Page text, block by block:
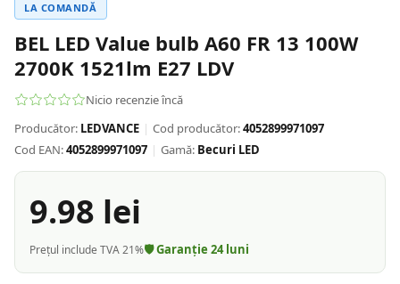
LA COMANDĂ
BEL LED Value bulb A60 FR 13 100W
2700K 1521lm E27 LDV
Nicio recenzie încă
Producător: LEDVANCE | Cod producător:4052899971097
Cod EAN:4052899971097 | Gamă: Becuri LED
9.98 lei
Prețul include TVA 21%🛡️ Garanție 24luni